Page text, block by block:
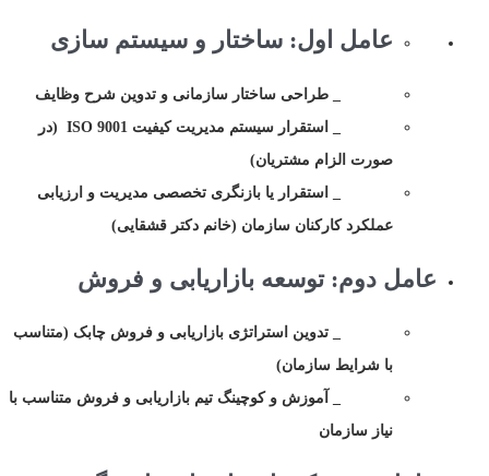
عامل اول: ساختار و سیستم سازی
_ طراحی ساختار سازمانی و تدوین شرح وظایف
_ استقرار سیستم مدیریت کیفیت ISO 9001 (در
صورت الزام مشتریان)
_ استقرار یا بازنگری تخصصی مدیریت و ارزیابی
عملکرد کارکنان سازمان (خانم دکتر قشقایی)
عامل دوم: توسعه بازاریابی و فروش
_ تدوین استراتژی بازاریابی و فروش چابک (متناسب
با شرایط سازمان)
_ آموزش و کوچینگ تیم بازاریابی و فروش متناسب با
نیاز سازمان